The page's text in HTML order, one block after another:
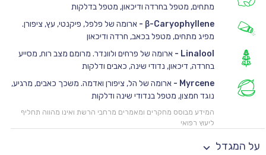
מתחים, מטפל בחרדה ודיכאון, מטפל בדלקות
β-Caryophyllene
-ארומה של פלפל, פיקנטי, עץ, ציפורן.
מפיג מתחים, מטפל בכאב, חרדה ודיכאון
Linalool
-ארומה של פרחים ולוונדר. מרומם מצב רוח, מסייע
בחרדה, דיכאון, נדודי שינה, כאבים ודלקות
Myrcene
-ארומה של הל, ציפורן ואדמה. משכך כאבים, מרגיע,
נוגד חמצון, מטפל בנדודי שינה ודלקות
המידע מבוסס מחקרים ומאמרים מרחבי הרשת ואינו מהווה תחליף
ליעוץ רפואי
על המגדל